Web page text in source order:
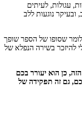
עגולות, לעיתים
ובעיקר נוגעות ללב
שסופו של הספר שופך
להיזכר בשירה הנפלא של
כן הוא יעורר בכם
גם זה תפקידה של